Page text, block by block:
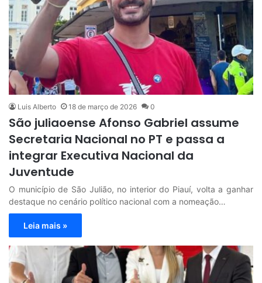
Luis Alberto 18 de março de 2026 0
São juliaoense Afonso Gabriel assume
Secretaria Nacional no PT e passa a
integrar Executiva Nacional da
Juventude
O município de São Julião, no interior do Piauí, volta a ganhar
destaque no cenário político nacional com a nomeação…
Leia mais »